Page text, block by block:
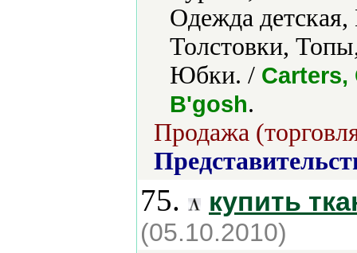
Одежда
Толстовки,
Юбки. / Carters,
B'gosh.
Продажа
75. купить
(05.10.2010)